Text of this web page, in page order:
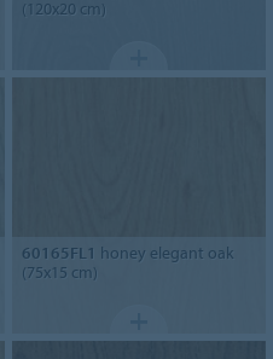
(120x20 cm)
60165FL1 honey elegant oak
(75x15 cm)